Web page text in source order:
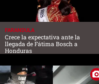
FARANDULA
Crece la expectativa ante la
llegada de Fátima Bosch a
Honduras